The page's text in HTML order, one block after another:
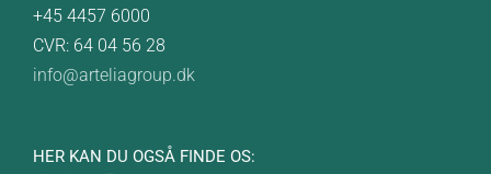
+45 4457 6000
CVR: 64 04 56 28
info@arteliagroup.dk
HER KAN DU OGSÅ FINDE OS: